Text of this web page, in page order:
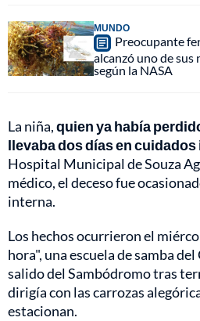
MUNDO
Preocupante
alcanzó uno de sus
según la NASA
La niña,quien ya había
llevaba dos días en
Hospital Municipal de Souza
médico, el deceso fue
interna.
Los hechos ocurrieron el
hora", una escuela de samba
salido del Sambódromo tras
dirigía con las carrozas
estacionan.